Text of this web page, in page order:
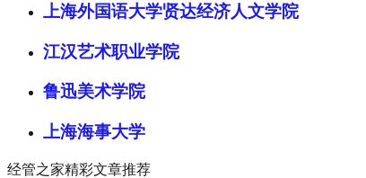
上海外国语大学贤达经济人文学院
江汉艺术职业学院
鲁迅美术学院
上海海事大学
经管之家精彩文章推荐